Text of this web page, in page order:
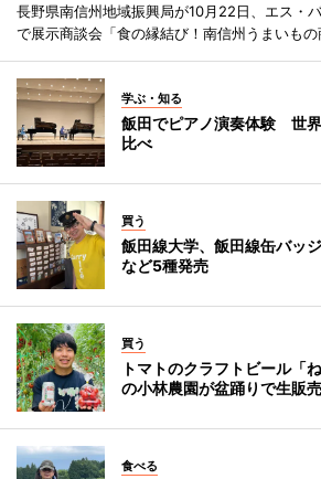
長野県南信州地域振興局が10月22日、エス・
で展示商談会「食の縁結び！南信州うまいもの
学ぶ・知る
飯田でピアノ演奏体験 世
比べ
買う
飯田線大学、飯田線缶バッ
など5種発売
買う
トマトのクラフトビール
の小林農園が盆踊りで生販売
食べる